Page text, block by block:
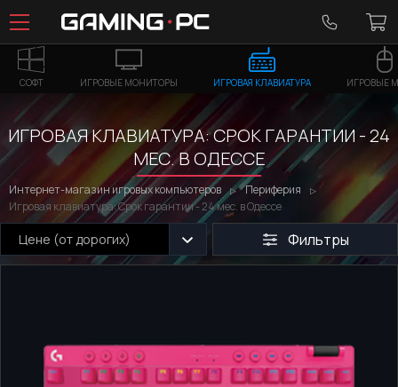
СОФТ ИГРОВЫЕ МОНИТОРЫ ИГРОВАЯ КЛАВИАТУРА ИГРОВЫЕ
ИГРОВАЯ КЛАВИАТУРА: СРОК ГАРАНТИИ - 24
МЕС. В ОДЕССЕ
Интернет-магазин игровых компьютеров
Периферия
Игровая клавиатура: Срок гарантии - 24 мес. в Одессе
Цене (от дорогих) Фильтры